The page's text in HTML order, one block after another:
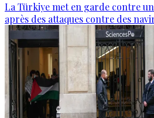
La Türkiye met en garde contre
après des attaques contre des